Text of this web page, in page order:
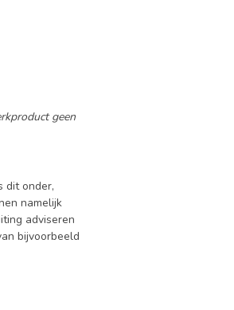
geen
dit onder,
namelijk
adviseren
bijvoorbeeld